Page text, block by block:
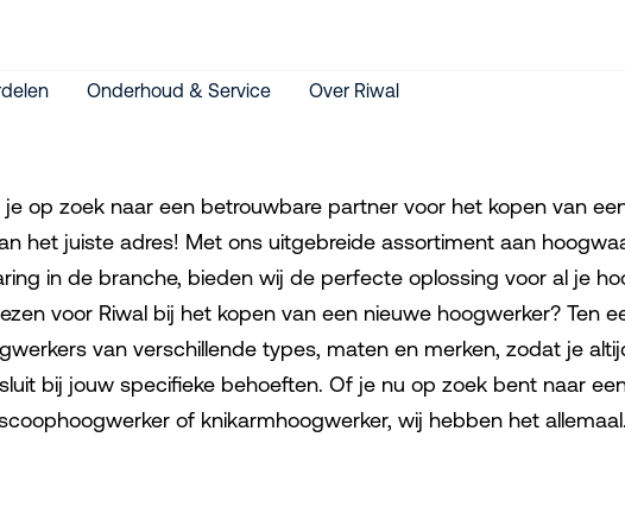
Onderhoud & Service Over Riwal
je op zoek naar een betrouwbare partner voor het kopen van
het juiste adres! Met ons uitgebreide assortiment aan
in de branche, bieden wij de perfecte oplossing voor al je
voor Riwal bij het kopen van een nieuwe hoogwerker? Ten
van verschillende types, maten en merken, zodat je
bij jouw specifieke behoeften. Of je nu op zoek bent naar
of knikarmhoogwerker, wij hebben het allemaal.